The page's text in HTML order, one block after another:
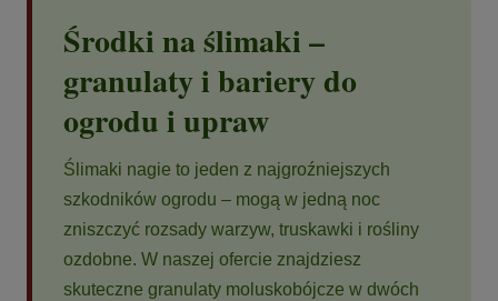
Środki na ślimaki –
granulaty i bariery do
ogrodu i upraw
Ślimaki nagie to jeden z najgroźniejszych
szkodników ogrodu – mogą w jedną noc
zniszczyć rozsady warzyw, truskawki i rośliny
ozdobne. W naszej ofercie znajdziesz
skuteczne granulaty moluskobójcze w dwóch